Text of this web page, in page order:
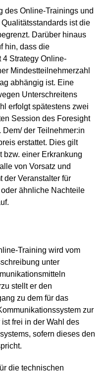
des Online-Trainings und
ist die
Darüber hinaus
hin, dass die
4 Strategy Online-
Mindestteilnehmerzahl
abhängig ist. Eine
Unterschreitens
erfolgt spätestens zwei
Session des Foresight
der Teilnehmer:in
erstattet. Dies gilt
bzw. einer Erkrankung
von Vorsatz und
der Veranstalter für
ähnliche Nachteile
Training wird vom
unter
stellt er den
zu dem für das
zur
frei in der Wahl des
sofern dieses den
die technischen